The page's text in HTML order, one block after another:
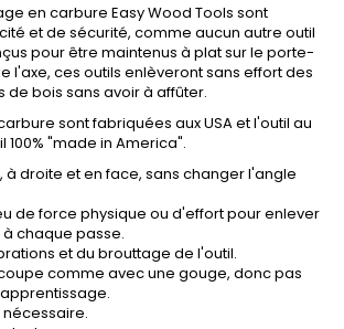
en carbure Easy Wood Tools sont
et de sécurité, comme aucun autre outil
pour être maintenus à plat sur le porte-
l'axe, ces outils enlèveront sans effort des
de bois sans avoir à affûter.
sont fabriquées aux USA et l'outil au
100% "made in America".
droite et en face, sans changer l'angle
de force physique ou d'effortpour enlever
chaque passe.
et du brouttage de l'outil.
comme avec une gouge, donc pas